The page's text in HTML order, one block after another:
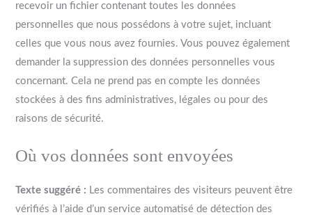
recevoir un fichier contenant toutes les données
personnelles que nous possédons à votre sujet, incluant
celles que vous nous avez fournies. Vous pouvez également
demander la suppression des données personnelles vous
concernant. Cela ne prend pas en compte les données
stockées à des fins administratives, légales ou pour des
raisons de sécurité.
Où vos données sont envoyées
Texte suggéré : Les commentaires des visiteurs peuvent être
vérifiés à l’aide d’un service automatisé de détection des